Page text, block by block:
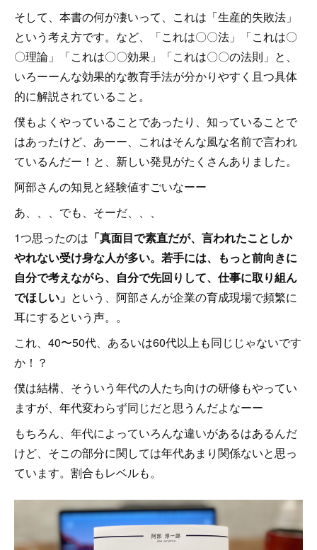
そして、本書の何が凄いって、これは「生産的失敗法」
という考え方です。など、「これは〇〇法」「これは〇
〇理論」「これは〇〇効果」「これは〇〇の法則」と、
いろーーんな効果的な教育手法が分かりやすく且つ具体
的に解説されていること。
僕もよくやっていることであったり、知っていることで
はあったけど、あーー、これはそんな風な名前で言われ
ているんだー！と、新しい発見がたくさんありました。
阿部さんの知見と経験値すごいなーー
あ、、、でも、そーだ、、、
1つ思ったのは 「真面目で素直だが、言われたことしか
やれない受け身な人が多い。若手には、もっと前向きに
自分で考えながら、自分で先回りして、仕事に取り組ん
でほしい」 という、阿部さんが企業の育成現場で頻繁に
耳にするという声。。
これ、40〜50代、あるいは60代以上も同じじゃないです
か！？
僕は結構、そういう年代の人たち向けの研修もやってい
ますが、年代変わらず同じだと思うんだよなーー
もちろん、年代によっていろんな違いがあるはあるんだ
けど、そこの部分に関しては年代あまり関係ないと思っ
ています。割合もレベルも。